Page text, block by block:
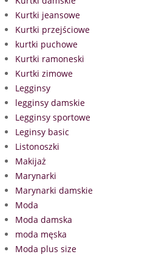
Kurtki jeansowe
Kurtki przejściowe
kurtki puchowe
Kurtki ramoneski
Kurtki zimowe
Legginsy
legginsy damskie
Legginsy sportowe
Leginsy basic
Listonoszki
Makijaż
Marynarki
Marynarki damskie
Moda
Moda damska
moda męska
Moda plus size